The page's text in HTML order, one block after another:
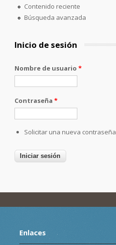
Contenido reciente
Búsqueda avanzada
Inicio de sesión
Nombre de usuario *
Contraseña *
Solicitar una nueva contraseña
Enlaces